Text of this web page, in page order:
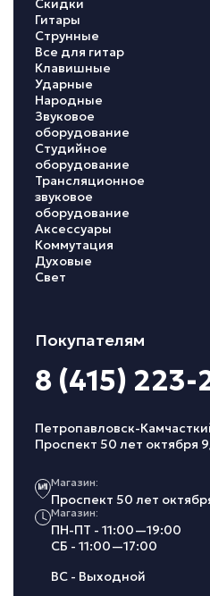
Скидки
Гитары
Струнные
Все для гитар
Клавишные
Ударные
Народные
Звуковое
оборудование
Студийное
оборудование
Трансляционное
звуковое
оборудование
Аксессуары
Коммутация
Духовые
Свет
Покупателям
8 (415) 223-
Петропавловск-
Проспект 50 лет октября
Магазин:
Проспект 50 лет
Магазин:
ПН-ПТ - 11:00—19:00
СБ - 11:00—17:00
ВС - Выходной